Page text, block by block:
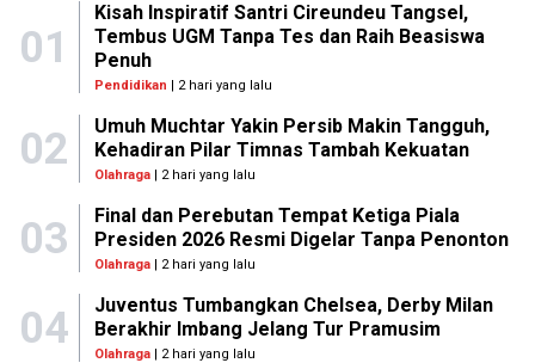
01
Kisah Inspiratif Santri Cireundeu Tangsel,
Tembus UGM Tanpa Tes dan Raih Beasiswa
Penuh
Pendidikan | 2 hari yang lalu
02
Umuh Muchtar Yakin Persib Makin Tangguh,
Kehadiran Pilar Timnas Tambah Kekuatan
Olahraga| 2 hari yang lalu
03
Final dan Perebutan Tempat Ketiga Piala
Presiden 2026 Resmi Digelar Tanpa Penonton
Olahraga| 2 hari yang lalu
04
Juventus Tumbangkan Chelsea, Derby Milan
Berakhir Imbang Jelang Tur Pramusim
Olahraga| 2 hari yang lalu